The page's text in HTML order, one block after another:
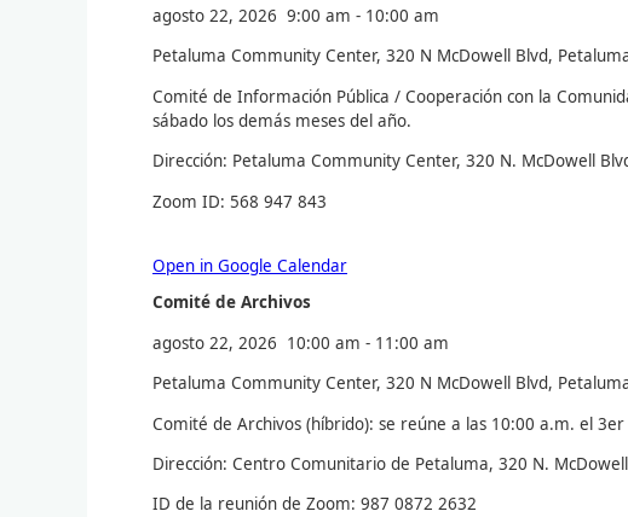
agosto 22, 2026 9:00 am - 10:00 am
Petaluma Community Center, 320 N McDowell Blvd,
Comité de Información Pública / Cooperación con la
sábado los demás meses del año.
Dirección: Petaluma Community Center, 320 N. McDowell
Zoom ID: 568 947 843
Open in Google Calendar
Comité de Archivos
agosto 22, 2026 10:00 am - 11:00 am
Petaluma Community Center, 320 N McDowell Blvd,
Comité de Archivos (híbrido): se reúne a las 10:00 a.m. el
Dirección: Centro Comunitario de Petaluma, 320 N.
ID de la reunión de Zoom: 987 0872 2632